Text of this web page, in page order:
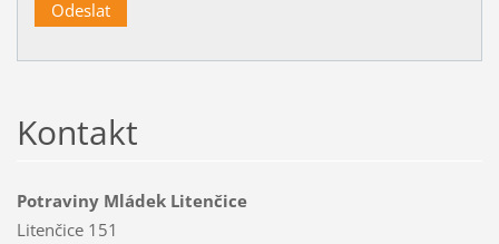
Kontakt
Potraviny Mládek Litenčice
Litenčice 151